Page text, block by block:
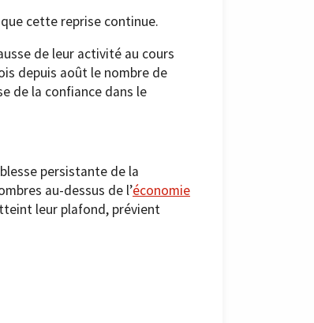
que cette reprise continue.
de leur activité au cours
depuis août le nombre de
de la confiance dans le
persistante de la
au-dessus de l’économie
leur plafond, prévient